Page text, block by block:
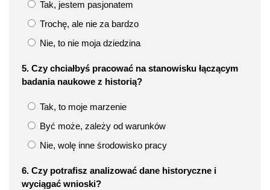
Tak, jestem pasjonatem
Trochę, ale nie za bardzo
Nie, to nie moja dziedzina
5. Czy chciałbyś pracować na stanowisku łączącym
badania naukowe z historią?
Tak, to moje marzenie
Być może, zależy od warunków
Nie, wolę inne środowisko pracy
6. Czy potrafisz analizować dane historyczne i
wyciągać wnioski?